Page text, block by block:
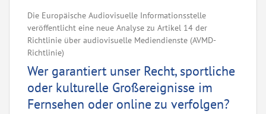
Die Europäische Audiovisuelle Informationsstelle
veröffentlicht eine neue Analyse zu Artikel 14 der
Richtlinie über audiovisuelle Mediendienste (AVMD-
Richtlinie)
Wer garantiert unser Recht, sportliche
oder kulturelle Großereignisse im
Fernsehen oder online zu verfolgen?